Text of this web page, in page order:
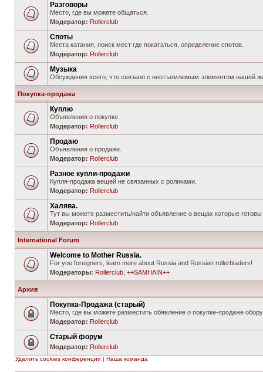
Разговоры
Место, где вы можете общаться.
Модератор: Rollerclub
Споты
Места катания, поиск мест где покататься, определение спотов.
Модератор: Rollerclub
Музыка
Обсуждения всего, что связано с неотъемлемым элементом нашей
Покупка-продажа
Куплю
Объявления о покупке.
Модератор: Rollerclub
Продаю
Объявления о продаже.
Модератор: Rollerclub
Разное купли-продажи
Купля-продажа вещей не связанных с роликами.
Модератор: Rollerclub
Халява.
Тут вы можете разместить/найти объявление о вещах которые готовы
Модератор: Rollerclub
International Forum
Welcome to Mother Russia.
For you foreigners, learn more about Russia and Russian rollerbladers!
Модераторы: Rollerclub ++SAMHAIN++
Архив
Покупка-Продажа (старый)
Место, где вы можете разместить обявление о покупке-продаже
Модератор: Rollerclub
Старый форум
Модератор: Rollerclub
Удалить cookies конференции | Наша команда